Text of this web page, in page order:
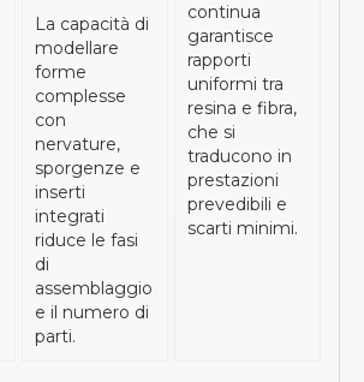
La capacità di
modellare
forme
complesse
con
nervature,
sporgenze e
inserti
integrati
riduce le fasi
di
assemblaggio
e il numero di
parti.
continua
garantisce
rapporti
uniformi tra
resina e fibra,
che si
traducono in
prestazioni
prevedibili e
scarti minimi.